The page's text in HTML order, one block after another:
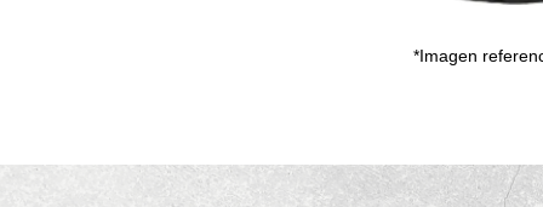
*Imagen